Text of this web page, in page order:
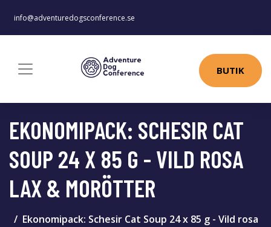
info@adventuredogsconference.se
BUTIK
EKONOMIPACK: SCHESIR CAT
SOUP 24 X 85 G - VILD ROSA
LAX & MORÖTTER
Ekonomipack: Schesir Cat Soup 24 x 85 g - Vild rosa